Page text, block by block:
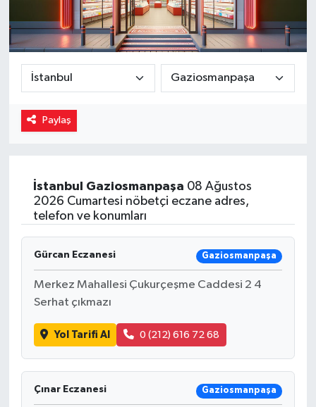
Paylaş
İstanbul Gaziosmanpaşa 08 Ağustos
2026 Cumartesi nöbetçi eczane adres,
telefon ve konumları
Gürcan Eczanesi Gaziosmanpaşa
Merkez Mahallesi Çukurçeşme Caddesi 2 4
Serhat çıkmazı
Yol Tarifi Al 0 (212) 616 72 68
Çınar Eczanesi Gaziosmanpaşa
Magazin
Sağlık
Spor
Yaşam